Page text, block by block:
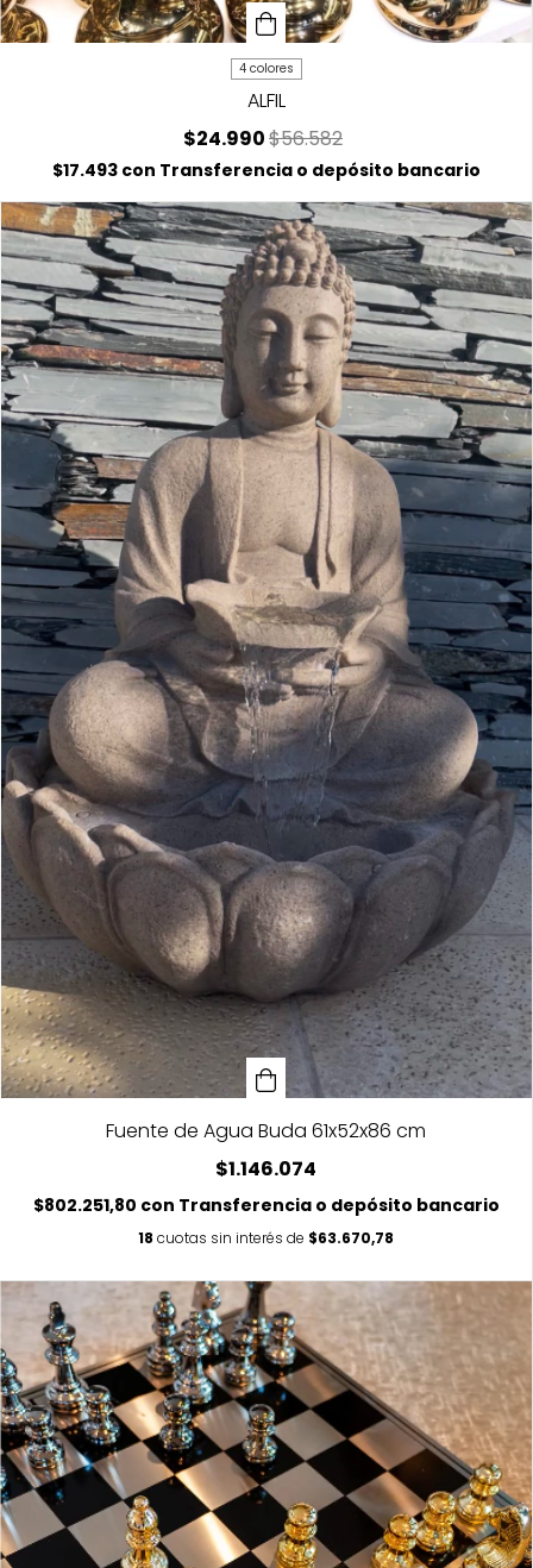
4 colores
ALFIL
$24.990$56.582
$17.493 con Transferencia o depósito bancario
Fuente de Agua Buda 61x52x86 cm
$1.146.074
$802.251,80 con Transferencia o depósito bancario
18 cuotas sin interés de $63.670,78